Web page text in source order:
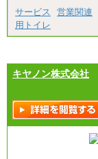
サービス
営業関連
用トイレ
キヤノン株式会社